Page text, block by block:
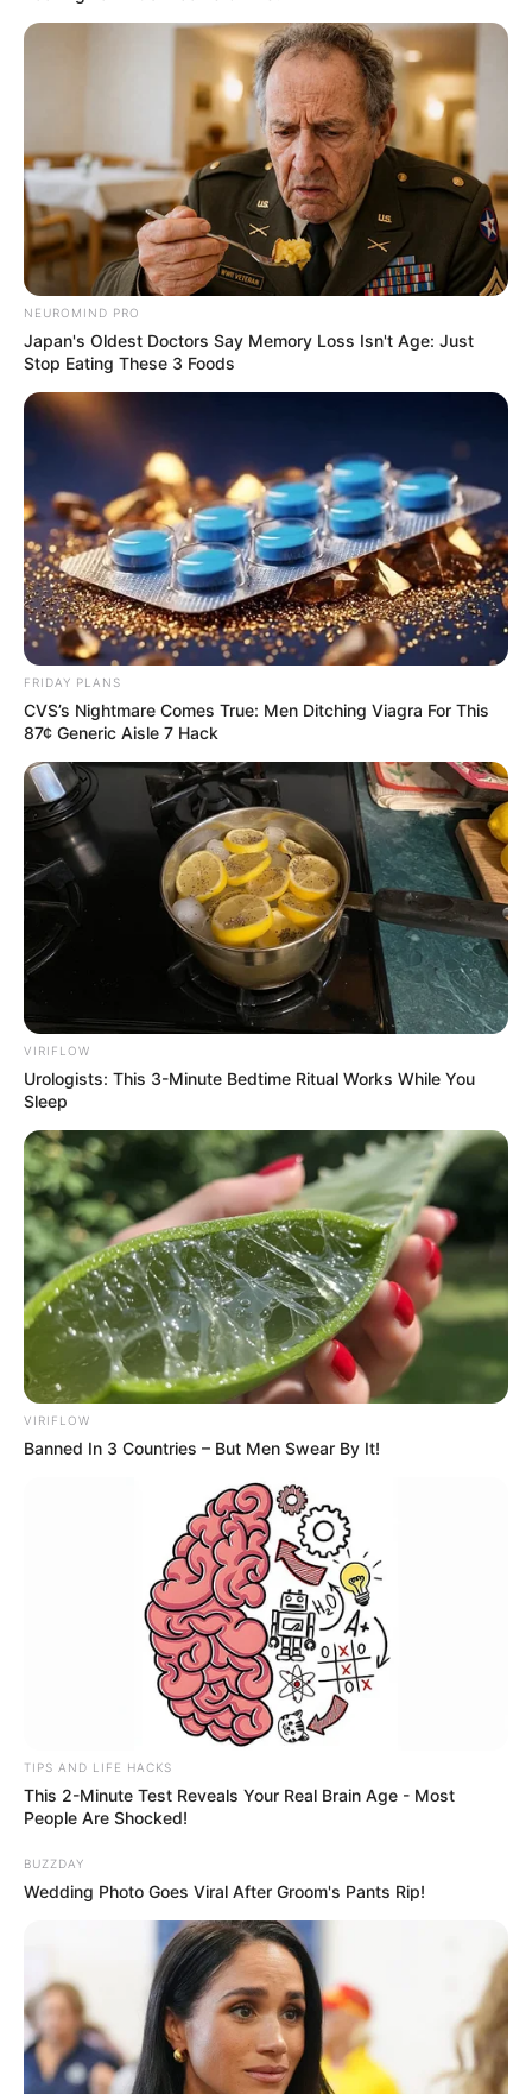
NEUROMIND PRO
Japan's Oldest Doctors Say Memory Loss Isn't Age: Just
Stop Eating These 3 Foods
FRIDAY PLANS
CVS’s Nightmare Comes True: Men Ditching Viagra For This
87¢ Generic Aisle 7 Hack
VIRIFLOW
Urologists: This 3-Minute Bedtime Ritual Works While You
Sleep
VIRIFLOW
Banned In 3 Countries – But Men Swear By It!
TIPS AND LIFE HACKS
This 2-Minute Test Reveals Your Real Brain Age - Most
People Are Shocked!
BUZZDAY
Wedding Photo Goes Viral After Groom's Pants Rip!